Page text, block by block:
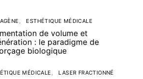
ESTHÉTIQUE MÉDICALE
de volume et
: le paradigme de
biologique
MÉDICALE LASER FRACTIONNÉ